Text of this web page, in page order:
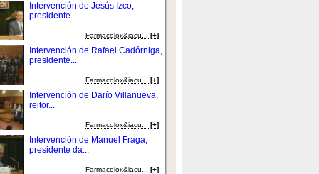
Intervención de Jesús Izco,
presidente...
Farmacolox&iacu... [+]
Intervención de Rafael Cadórniga,
presidente...
Farmacolox&iacu...[+]
Intervención de Darío Villanueva,
reitor...
Farmacolox&iacu...[+]
Intervención de Manuel Fraga,
presidente da...
Farmacolox&iacu...[+]